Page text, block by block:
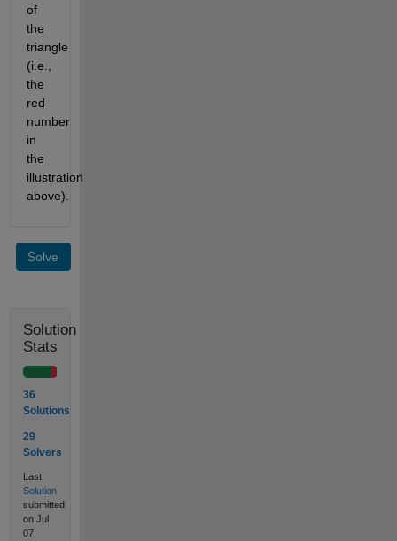
of
the
triangle
(i.e.,
the
red
number
in
the
illustration
above).
Solve
Solution
Stats
36
Solutions
29
Solvers
Last
Solution
submitted
on Jul
07,